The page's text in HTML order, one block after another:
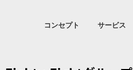
コンセプト サービス